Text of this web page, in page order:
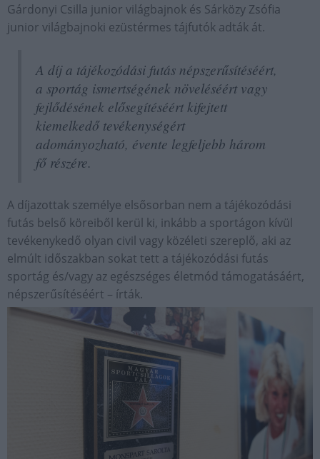
Gárdonyi Csilla junior világbajnok és Sárközy Zsófia
junior világbajnoki ezüstérmes tájfutók adták át.
A díj a tájékozódási futás népszerűsítéséért,
a sportág ismertségének növeléséért vagy
fejlődésének elősegítéséért kifejtett
kiemelkedő tevékenységért
adományozható, évente legfeljebb három
fő részére.
A díjazottak személye elsősorban nem a tájékozódási
futás belső köreiből kerül ki, inkább a sportágon kívül
tevékenykedő olyan civil vagy közéleti szereplő, aki az
elmúlt időszakban sokat tett a tájékozódási futás
sportág és/vagy az egészséges életmód támogatásáért,
népszerűsítéséért – írták.